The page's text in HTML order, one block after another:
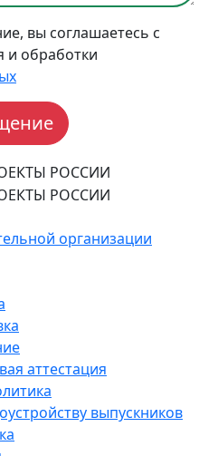
вы соглашаетесь с
и обработки
организации
аттестация
выпускников